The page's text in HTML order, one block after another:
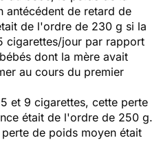
antécédent de retard de
de l'ordre de 230 g si la
cigarettes/jour par rapport
dont la mère avait
au cours du premier
et 9 cigarettes, cette perte
était de l'ordre de 250 g.
de poids moyen était